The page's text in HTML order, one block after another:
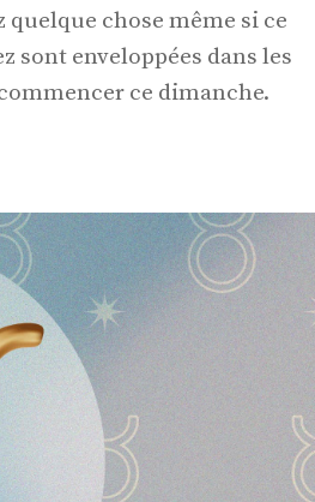
chose même si ce
sont enveloppées dans les
ce dimanche.